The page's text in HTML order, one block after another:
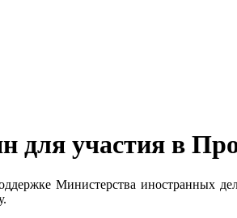
для участия в
Министерства иностранных